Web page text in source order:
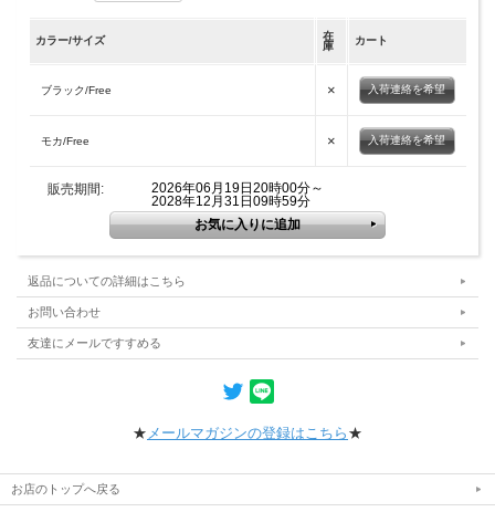
カラー/サイズ
在
庫
カート
ブラック/Free × 入荷連絡を希望
モカ/Free × 入荷連絡を希望
販売期間:
2026年06月19日20時00分～
2028年12月31日09時59分
返品についての詳細はこちら
お問い合わせ
友達にメールですすめる
★ メールマガジンの登録はこちら ★
お店のトップへ戻る